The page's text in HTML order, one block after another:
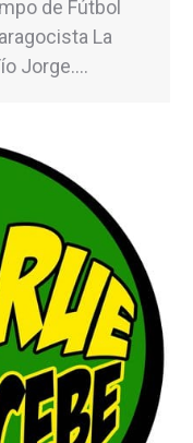
de Fútbol
La
Jorge.…